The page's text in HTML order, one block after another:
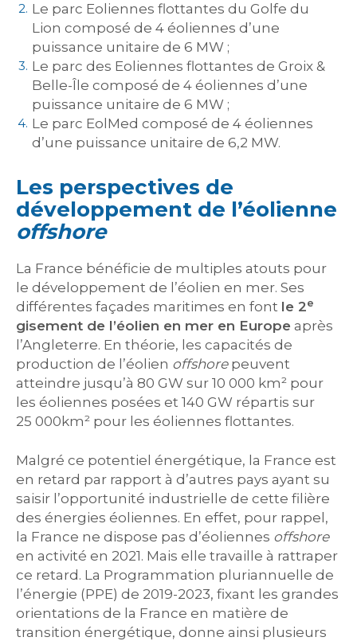
Le parc Eoliennes flottantes du Golfe du
Lion composé de 4 éoliennes d’une
puissance unitaire de 6 MW ;
Le parc des Eoliennes flottantes de Groix &
Belle-Île composé de 4 éoliennes d’une
puissance unitaire de 6 MW ;
Le parc EolMed composé de 4 éoliennes
d’une puissance unitaire de 6,2 MW.
Les perspectives de
développement de l’éolienne
offshore
La France bénéficie de multiples atouts pour
le développement de l’éolien en mer. Ses
différentes façades maritimes en font le 2e
gisement de l’éolien en mer en Europe après
l’Angleterre. En théorie, les capacités de
production de l’éolien offshorepeuvent
atteindre jusqu’à 80 GW sur 10 000 km² pour
les éoliennes posées et 140 GW répartis sur
25 000km² pour les éoliennes flottantes.
Malgré ce potentiel énergétique, la France est
en retard par rapport à d’autres pays ayant su
saisir l’opportunité industrielle de cette filière
des énergies éoliennes. En effet, pour rappel,
la France ne dispose pas d’éoliennes offshore
en activité en 2021. Mais elle travaille à rattraper
ce retard. La Programmation pluriannuelle de
l’énergie (PPE) de 2019-2023, fixant les grandes
orientations de la France en matière de
transition énergétique, donne ainsi plusieurs